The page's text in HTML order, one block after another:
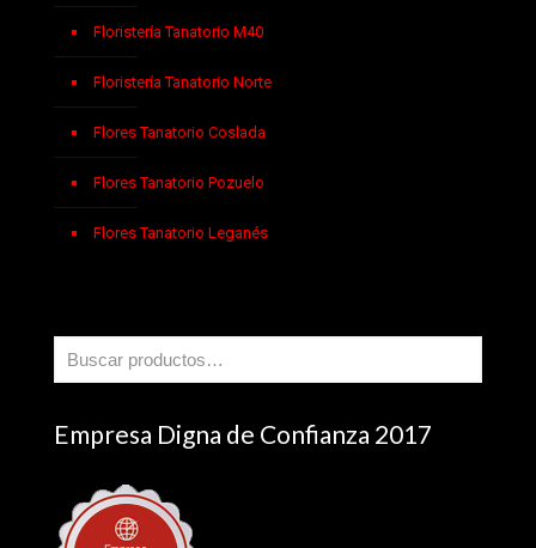
Floristería Tanatorio M40
Floristería Tanatorio Norte
Flores Tanatorio Coslada
Flores Tanatorio Pozuelo
Flores Tanatorio Leganés
Empresa Digna de Confianza 2017